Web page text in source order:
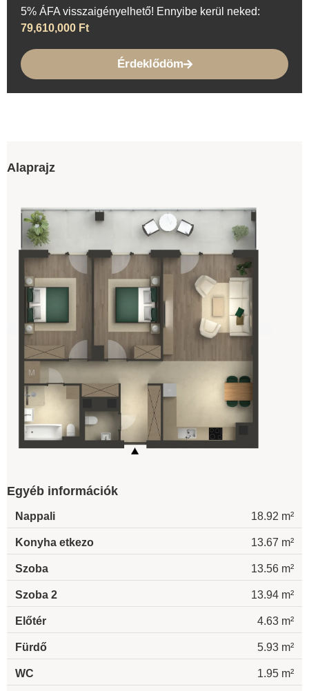
5% ÁFA visszaigényelhető! Ennyibe kerül neked:
79,610,000 Ft
Érdeklődöm
Alaprajz
Egyéb információk
Nappali 18.92 m²
Konyha etkezo 13.67 m²
Szoba 13.56 m²
Szoba 2 13.94 m²
Előtér 4.63 m²
Fürdő 5.93 m²
WC 1.95 m²